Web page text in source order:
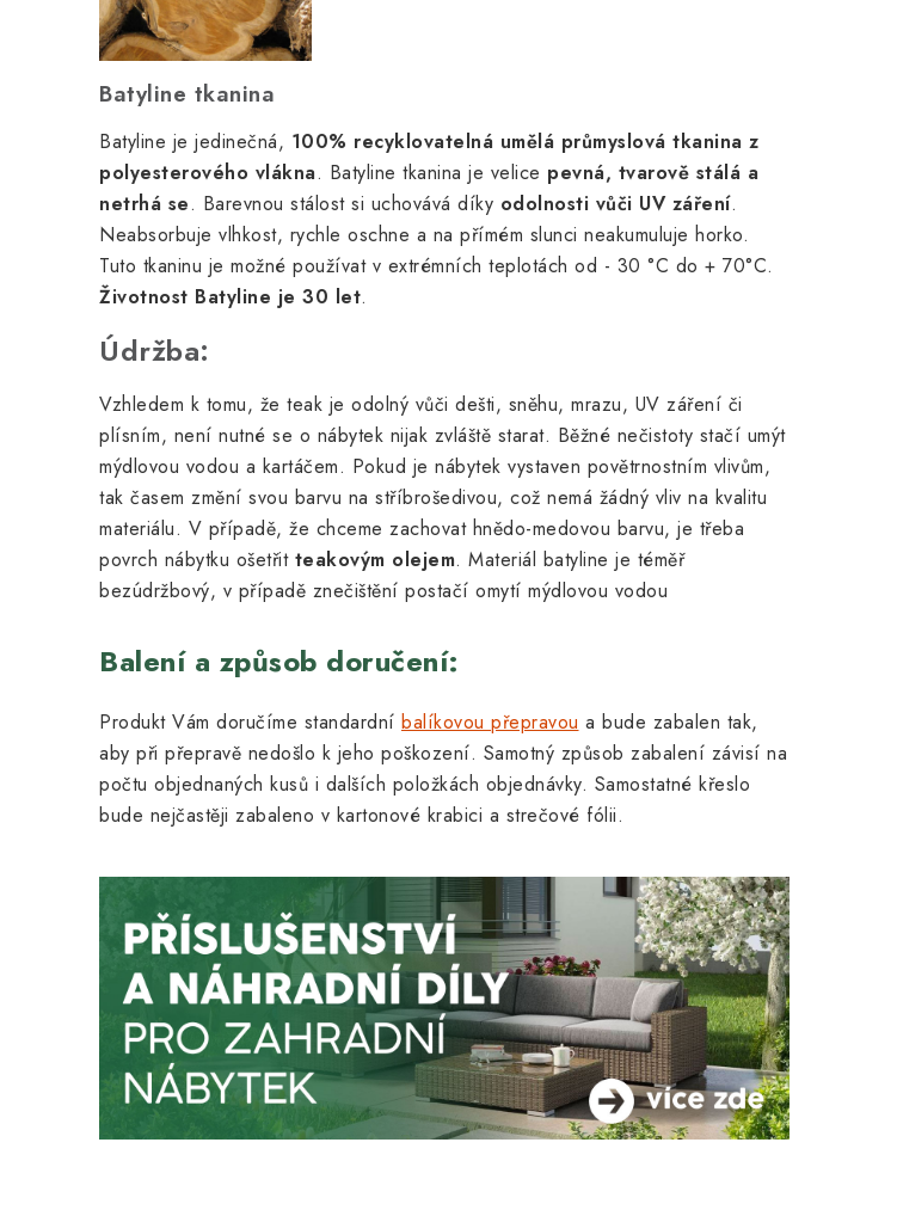
Batyline tkanina
Batyline je jedinečná, 100% recyklovatelná umělá průmyslová tkanina z
polyesterového vlákna. Batyline tkanina je velice pevná, tvarově stálá a
netrhá se. Barevnou stálost si uchovává díky odolnosti vůči UV záření.
Neabsorbuje vlhkost, rychle oschne a na přímém slunci neakumuluje horko.
Tuto tkaninu je možné používat v extrémních teplotách od - 30 °C do + 70°C.
Životnost Batyline je 30 let.
Údržba:
Vzhledem k tomu, že teak je odolný vůči dešti, sněhu, mrazu, UV záření či
plísním, není nutné se o nábytek nijak zvláště starat. Běžné nečistoty stačí umýt
mýdlovou vodou a kartáčem. Pokud je nábytek vystaven povětrnostním vlivům,
tak časem změní svou barvu na stříbrošedivou, což nemá žádný vliv na kvalitu
materiálu. V případě, že chceme zachovat hnědo-medovou barvu, je třeba
povrch nábytku ošetřit teakovým olejem. Materiál batyline je téměř
bezúdržbový, v případě znečištění postačí omytí mýdlovou vodou
Balení a způsob doručení:
Produkt Vám doručíme standardní balíkovou přepravou a bude zabalen tak,
aby při přepravě nedošlo k jeho poškození. Samotný způsob zabalení závisí na
počtu objednaných kusů i dalších položkách objednávky. Samostatné křeslo
bude nejčastěji zabaleno v kartonové krabici a strečové fólii.